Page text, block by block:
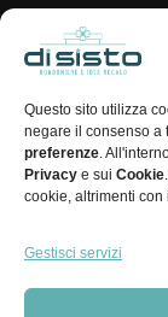
Questo sito utilizza
negare il consenso a
preferenze .
Privacy e sui Cookie
cookie, altrimenti con
Gestisci servizi
Login/Registrati
Contatti
Cookie Policy
Privacy Policy
Diritto di recesso
Tracking ordine